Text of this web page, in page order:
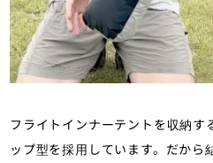
フライトインナーテントを収納す
ップ型を採用しています。だから